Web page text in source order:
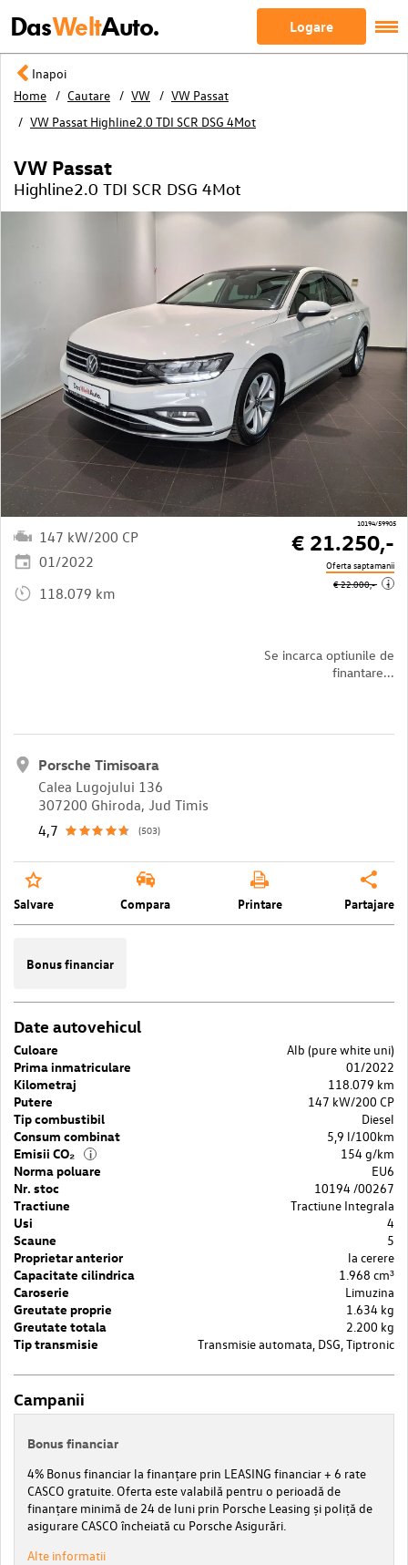
DasWeltAuto. Logare
Inapoi
Home
Cautare VW
VW Passat
VW Passat Highline2.0 TDI SCR DSG 4Mot
10194/59905
VW Passat
Highline2.0 TDI SCR DSG 4Mot
147 kW/200 CP
01/2022
118.079 km
Se incarca optiunile de
finantare...
€ 21.250,-
Oferta saptamanii
€ 22.000,-
i
Porsche Timisoara
Calea Lugojului 136
307200 Ghiroda, Jud Timis
4,7
(503)
Salvare Compara Printare Partajare
Bonus financiar
Date autovehicul
Culoare
Alb (pure white uni)
Prima inmatriculare
01/2022
Kilometraj
118.079 km
Putere
147 kW/200 CP
Tip combustibil
Diesel
Consum combinat
5,9 l/100km
Emisii CO₂
i
154 g/km
Norma poluare
EU6
Nr. stoc
10194 /00267
Tractiune
Tractiune Integrala
Usi
4
Scaune
5
Proprietar anterior
la cerere
Capacitate cilindrica
1.968 cm³
Caroserie
Limuzina
Greutate proprie
1.634 kg
Greutate totala
2.200 kg
Tip transmisie
Transmisie automata, DSG, Tiptronic
Campanii
Bonus financiar
4% Bonus financiar la finanțare prin LEASING financiar + 6 rate
CASCO gratuite. Oferta este valabilă pentru o perioadă de
finanțare minimă de 24 de luni prin Porsche Leasing și poliță de
asigurare CASCO încheiată cu Porsche Asigurări.
Alte informatii